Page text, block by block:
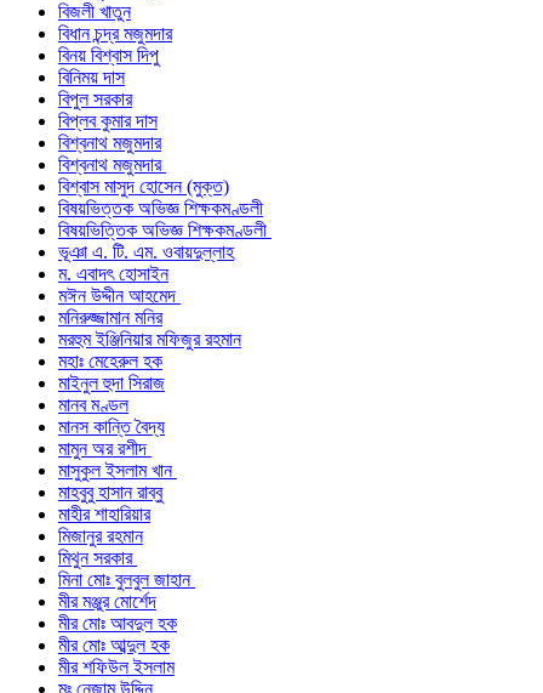
বিজলী খাতুন
বিধান চন্দ্র মজুমদার
বিনয় বিশ্বাস দিপু
বিনিময় দাস
বিপুল সরকার
বিপ্লব কুমার দাস
বিশ্বনাথ মজুমদার
বিশ্বনাথ মজুমদার
বিশ্বাস মাসুদ হোসেন (মুক্ত)
বিষয়ভিত্তক অভিজ্ঞ শিক্ষকমণ্ডলী
বিষয়ভিত্তিক অভিজ্ঞ শিক্ষকমণ্ডলী
ভূঞা এ. টি. এম. ওবায়দুল্লাহ
ম. এবাদৎ হোসাইন
মঈন উদ্দীন আহমেদ
মনিরুজ্জামান মনির
মরহুম ইঞ্জিনিয়ার মফিজুর রহমান
মহাঃ মেহেরুল হক
মাইনুল হুদা সিরাজ
মানব মণ্ডল
মানস কান্তি বৈদ্য
মামুন অর রশীদ
মাসুকুল ইসলাম খান
মাহবুবু হাসান রাব্বু
মাহীর শাহারিয়ার
মিজানুর রহমান
মিথুন সরকার
মিনা মোঃ বুলবুল জাহান
মীর মঞ্জুর মোর্শেদ
মীর মোঃ আবদুল হক
মীর মোঃ আব্দুল হক
মীর শফিউল ইসলাম
মুঃ নেজাম উদ্দিন